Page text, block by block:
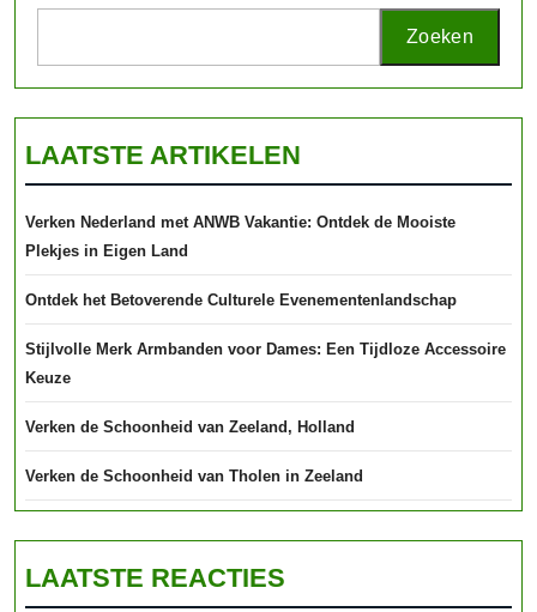
Zoeken
LAATSTE ARTIKELEN
Verken Nederland met ANWB Vakantie: Ontdek de Mooiste
Plekjes in Eigen Land
Ontdek het Betoverende Culturele Evenementenlandschap
Stijlvolle Merk Armbanden voor Dames: Een Tijdloze Accessoire
Keuze
Verken de Schoonheid van Zeeland, Holland
Verken de Schoonheid van Tholen in Zeeland
LAATSTE REACTIES